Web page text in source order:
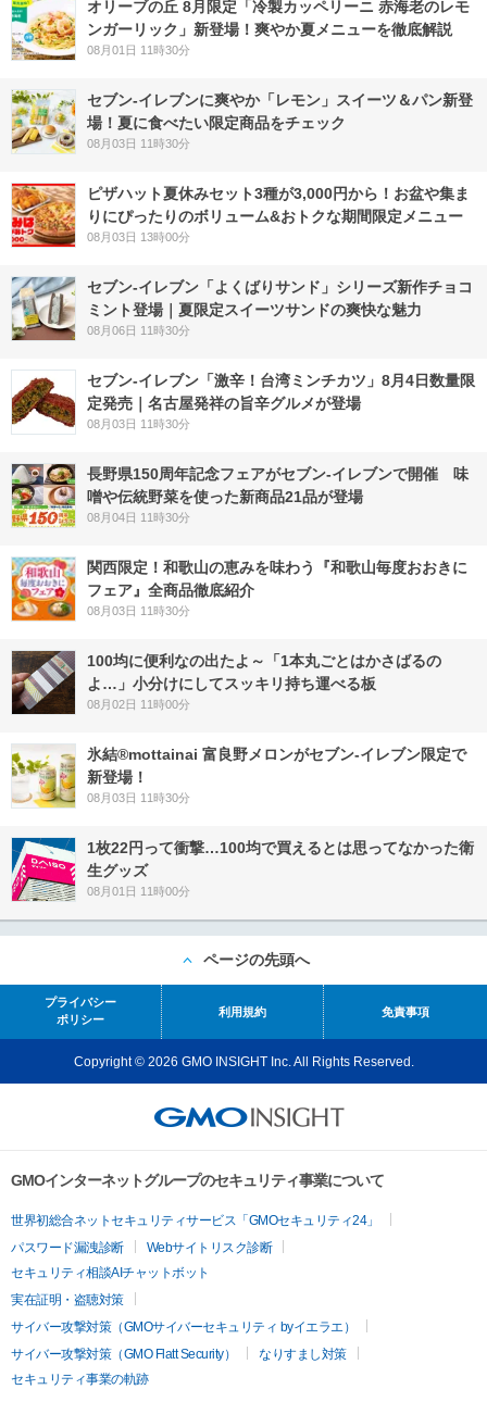
オリーブの丘 8月限定「冷製カッペリーニ 赤海老のレモ
ンガーリック」新登場！爽やか夏メニューを徹底解説
08月01日 11時30分
セブン‐イレブンに爽やか「レモン」スイーツ＆パン新登
場！夏に食べたい限定商品をチェック
08月03日 11時30分
ピザハット夏休みセット3種が3,000円から！お盆や集ま
りにぴったりのボリューム&おトクな期間限定メニュー
08月03日 13時00分
セブン‐イレブン「よくばりサンド」シリーズ新作チョコ
ミント登場｜夏限定スイーツサンドの爽快な魅力
08月06日 11時30分
セブン-イレブン「激辛！台湾ミンチカツ」8月4日数量限
定発売｜名古屋発祥の旨辛グルメが登場
08月03日 11時30分
長野県150周年記念フェアがセブン-イレブンで開催 味
噌や伝統野菜を使った新商品21品が登場
08月04日 11時30分
関西限定！和歌山の恵みを味わう『和歌山毎度おおきに
フェア』全商品徹底紹介
08月03日 11時30分
100均に便利なの出たよ～「1本丸ごとはかさばるの
よ…」小分けにしてスッキリ持ち運べる板
08月02日 11時00分
氷結®mottainai 富良野メロンがセブン‐イレブン限定で
新登場！
08月03日 11時30分
1枚22円って衝撃…100均で買えるとは思ってなかった衛
生グッズ
08月01日 11時00分
ページの先頭へ
プライバシー
ポリシー
利用規約 免責事項
Copyright © 2026 GMO INSIGHT Inc. All Rights Reserved.
GMOインターネットグループのセキュリティ事業について
世界初総合ネットセキュリティサービス「GMOセキュリティ24」
パスワード漏洩診断
Webサイトリスク診断
セキュリティ相談AIチャットボット
実在証明・盗聴対策
サイバー攻撃対策（GMOサイバーセキュリティ byイエラエ）
サイバー攻撃対策（GMO Flatt Security）
なりすまし対策
セキュリティ事業の軌跡